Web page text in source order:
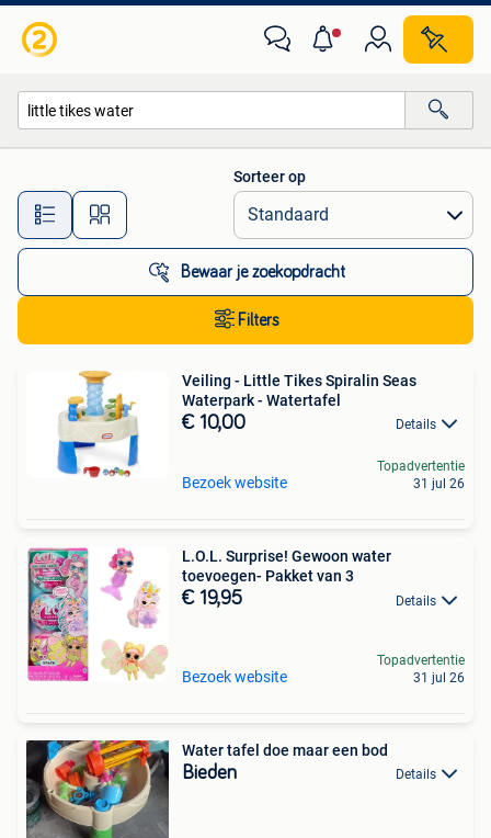
Alle afstanden…
Sorteer op
Bewaar je zoekopdracht
Filters
Veiling - Little Tikes Spiralin Seas
Waterpark - Watertafel
€ 10,00 Details
Bezoek website
Topadvertentie
31 jul 26
L.O.L. Surprise! Gewoon water
toevoegen- Pakket van 3
€ 19,95 Details
Bezoek website
Topadvertentie
31 jul 26
Water tafel doe maar een bod
Bieden Details